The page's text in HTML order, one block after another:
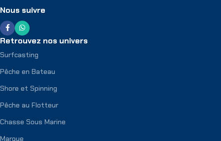
Nous suivre
Retrouvez nos univers
Surfcasting
Pêche en Bateau
Shore et Spinning
Pêche au Flotteur
Chasse Sous Marine
Marque